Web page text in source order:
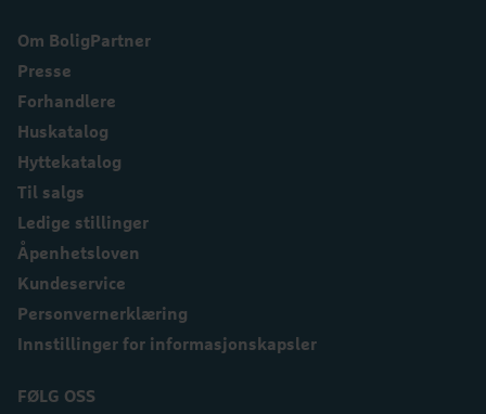
Om BoligPartner
Presse
Forhandlere
Huskatalog
Hyttekatalog
Til salgs
Ledige stillinger
Åpenhetsloven
Kundeservice
Personvernerklæring
Innstillinger for informasjonskapsler
FØLG OSS